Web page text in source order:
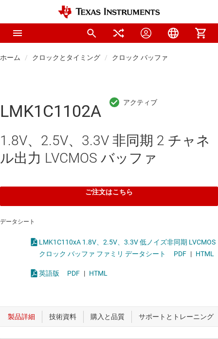
ホーム クロックとタイミング クロック バッファ
LMK1C1102A
1.8V、2.5V、3.3V 非同期 2 チャネ
ル出力 LVCMOS バッファ
ご注文はこちら
データシート
LMK1C110xA 1.8V、2.5V、3.3V 低ノイズ非同期 LVCMOS
クロック バッファ ファミリ データシート
PDF | HTML
英語版 PDF | HTML